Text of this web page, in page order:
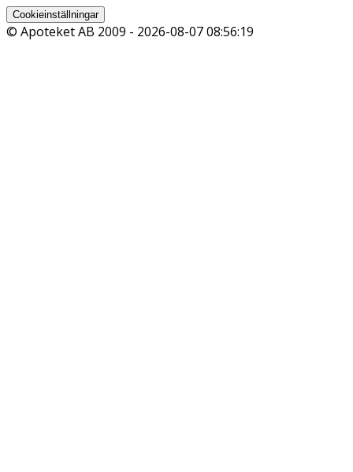
Cookieinställningar
© Apoteket AB 2009 - 2026-08-07 08:56:19